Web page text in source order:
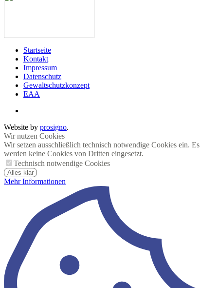
Startseite
Kontakt
Impressum
Datenschutz
Gewaltschutzkonzept
EAA
Website by prosigno.
Wir nutzen Cookies
Wir setzen ausschließlich technisch notwendige Cookies ein. Es
werden keine Cookies von Dritten eingesetzt.
Technisch notwendige Cookies
Alles klar
Mehr Informationen